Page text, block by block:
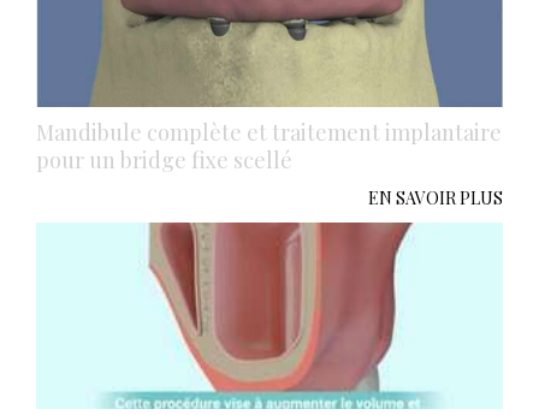
Mandibule complète et traitement implantaire
pour un bridge fixe scellé
EN SAVOIR PLUS